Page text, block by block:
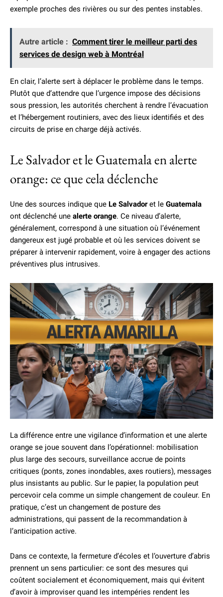
exemple proches des rivières ou sur des pentes instables.
Autre article : Comment tirer le meilleur parti des
services de design web à Montréal
En clair, l’alerte sert à déplacer le problème dans le temps.
Plutôt que d’attendre que l’urgence impose des décisions
sous pression, les autorités cherchent à rendre l’évacuation
et l’hébergement routiniers, avec des lieux identifiés et des
circuits de prise en charge déjà activés.
Le Salvador et le Guatemala en alerte
orange: ce que cela déclenche
Une des sources indique que Le Salvadoret le Guatemala
ont déclenché une alerte orange. Ce niveau d’alerte,
généralement, correspond à une situation où l’événement
dangereux est jugé probable et où les services doivent se
préparer à intervenir rapidement, voire à engager des actions
préventives plus intrusives.
La différence entre une vigilance d’information et une alerte
orange se joue souvent dans l’opérationnel: mobilisation
plus large des secours, surveillance accrue de points
critiques (ponts, zones inondables, axes routiers), messages
plus insistants au public. Sur le papier, la population peut
percevoir cela comme un simple changement de couleur. En
pratique, c’est un changement de posture des
administrations, qui passent de la recommandation à
l’anticipation active.
Dans ce contexte, la fermeture d’écoles et l’ouverture d’abris
prennent un sens particulier: ce sont des mesures qui
coûtent socialement et économiquement, mais qui évitent
d’avoir à improviser quand les intempéries rendent les